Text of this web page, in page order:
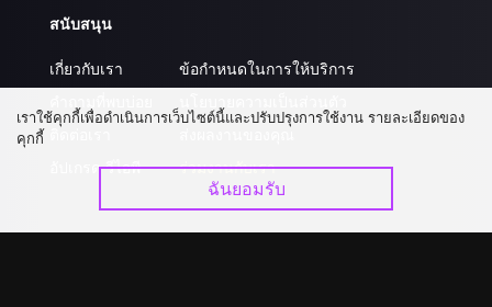
สนับสนุน
เกี่ยวกับเรา
อัปเกรด วีไอพี
ข้อกำหนดในการให้บริการ
ร่วมงานกับเรา
เราใช้คุกกี้เพื่อดำเนินการเว็บไซต์นี้และปรับปรุงการใช้งาน รายละเอียดของ
คุกกี้
ฉันยอมรับ